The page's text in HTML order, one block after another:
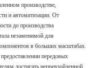
производстве,
и автоматизации. От
до производства
незаменимой для
в больших масштабах.
передовых